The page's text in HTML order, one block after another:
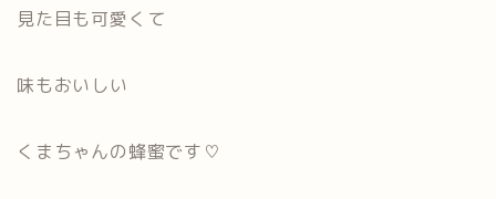
見た目も可愛くて
味もおいしい
くまちゃんの蜂蜜です♡